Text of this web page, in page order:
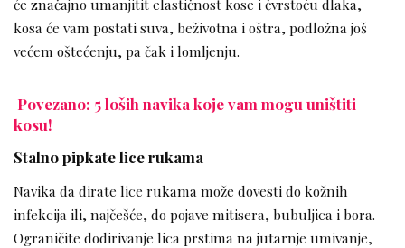
će značajno umanjitit elastičnost kose i čvrstoću dlaka,
kosa će vam postati suva, beživotna i oštra, podložna još
većem oštećenju, pa čak i lomljenju.
Povezano: 5 loših navika koje vam mogu uništiti
kosu!
Stalno pipkate lice rukama
Navika da dirate lice rukama može dovesti do kožnih
infekcija ili, najčešće, do pojave mitisera, bubuljica i bora.
Ograničite dodirivanje lica prstima na jutarnje umivanje,